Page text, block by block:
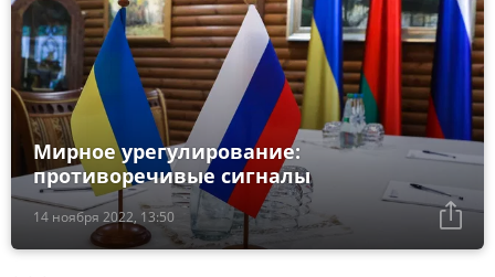
14 ноября 2022, 13:50
Мирное урегулирование:
противоречивые сигналы